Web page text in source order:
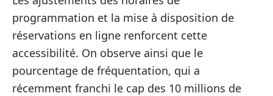
programmation et la mise à disposition de
réservations en ligne renforcent cette
accessibilité. On observe ainsi que le
pourcentage de fréquentation, qui a
récemment franchi le cap des 10 millions de